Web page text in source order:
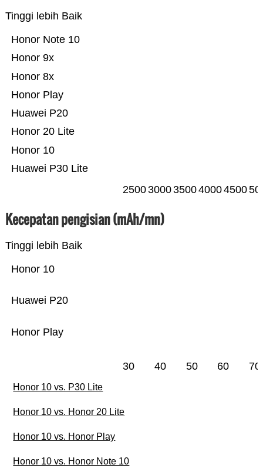
Tinggi lebih Baik
Huawei P30 Lite
Honor 10
Honor 20 Lite
Huawei P20
Honor Play
Honor 8x
Honor 9x
Honor Note 10
25003000350040004500
Kecepatan pengisian (mAh/mn)
Tinggi lebih Baik
Honor Play
Huawei P20
Honor 10
30 40 50 60 70
Honor 10 vs. P30 Lite
Honor 10 vs. Honor 20 Lite
Honor 10 vs. Honor Play
Honor 10 vs. Honor Note 10